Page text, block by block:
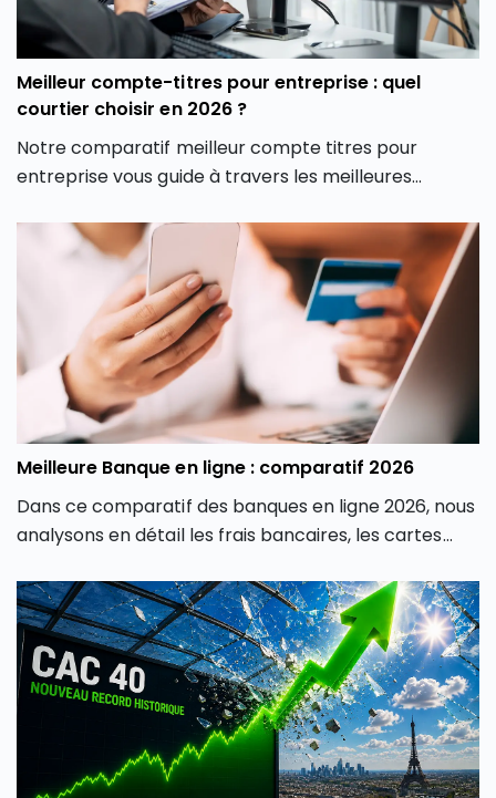
Meilleur compte-titres pour entreprise : quel
courtier choisir en 2026 ?
Notre comparatif meilleur compte titres pour
entreprise vous guide à travers les meilleures
éclairé, adapté à votre stratégie d’investissement
professionnelle.
Meilleure Banque en ligne : comparatif 2026
Dans ce comparatif des banques en ligne 2026, nous
analysons en détail les frais bancaires, les cartes
d’investissement, les crédits et la qualité de service
afin de vous aider à identifier la banque en ligne la
plus adaptée à votre profil.